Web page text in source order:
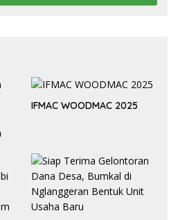
IFMAC WOODMAC 2025